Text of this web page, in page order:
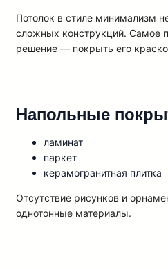
Потолок в стиле минимализм
сложных конструкций. Самое
решение — покрыть его
Напольные
ламинат
паркет
керамогранитная плитка
Отсутствие рисунков и
однотонные материалы.